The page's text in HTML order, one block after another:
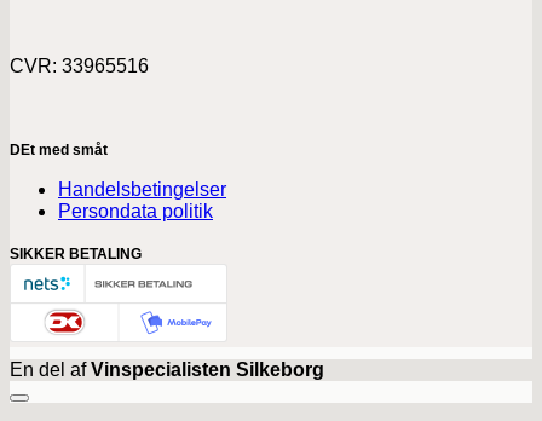
CVR: 33965516
DEt med småt
Handelsbetingelser
Persondata politik
SIKKER BETALING
En del afVinspecialisten Silkeborg